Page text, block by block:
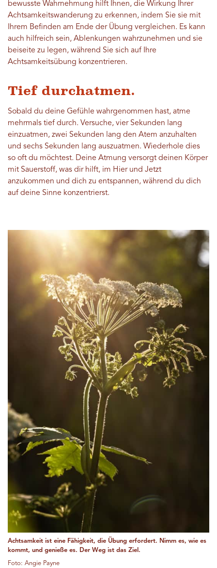
bewusste Wahrnehmung hilft Ihnen, die Wirkung Ihrer
Achtsamkeitswanderung zu erkennen, indem Sie sie mit
Ihrem Befinden am Ende der Übung vergleichen. Es kann
auch hilfreich sein, Ablenkungen wahrzunehmen und sie
beiseite zu legen, während Sie sich auf Ihre
Achtsamkeitsübung konzentrieren.
Tief durchatmen.
Sobald du deine Gefühle wahrgenommen hast, atme
mehrmals tief durch. Versuche, vier Sekunden lang
einzuatmen, zwei Sekunden lang den Atem anzuhalten
und sechs Sekunden lang auszuatmen. Wiederhole dies
so oft du möchtest. Deine Atmung versorgt deinen Körper
mit Sauerstoff, was dir hilft, im Hier und Jetzt
anzukommen und dich zu entspannen, während du dich
auf deine Sinne konzentrierst.
Achtsamkeit ist eine Fähigkeit, die Übung erfordert. Nimm es, wie es
kommt, und genieße es. Der Weg ist das Ziel.
Foto: Angie Payne